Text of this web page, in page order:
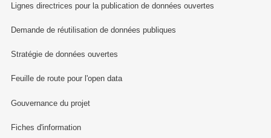
Lignes directrices pour la publication de données ouvertes
Demande de réutilisation de données publiques
Stratégie de données ouvertes
Feuille de route pour l'open data
Gouvernance du projet
Fiches d'information